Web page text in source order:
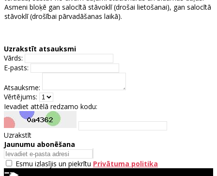
Asmeni bloķē gan salocītā stāvoklī (drošai lietošanai), gan salocītā
stāvoklī (drošībai pārvadāšanas laikā).
Uzrakstīt atsauksmi
Vārds:
E-pasts:
Atsauksme:
Vērtējums:
Ievadiet attēlā redzamo kodu:
Uzrakstīt
Jaunumu abonēšana
Esmu izlasījis un piekrītu Privātuma politika